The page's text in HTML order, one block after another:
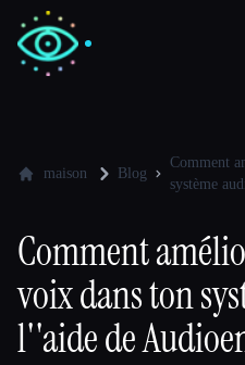
🎓Étudiants
maison Blog
Comment
système
Comment
voix dans ton
l''aide de